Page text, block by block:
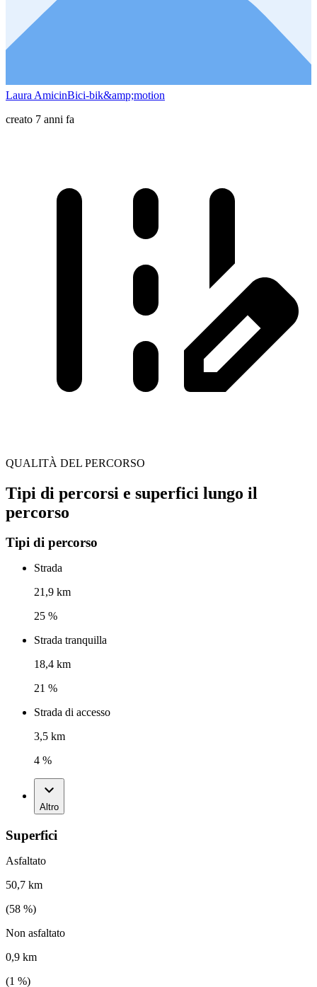
Laura AmicinBici-bik&amp;motion
creato 7 anni fa
QUALITÀ DEL PERCORSO
Tipi di percorsi e superfici lungo il
percorso
Tipi di percorso
Strada
21,9 km
25 %
Strada tranquilla
18,4 km
21 %
Strada di accesso
3,5 km
4 %
Altro
Superfici
Asfaltato
50,7 km
(58 %)
Non asfaltato
0,9 km
(1 %)